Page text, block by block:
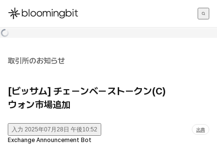
한국어
取引所のお知らせ
[ビッサム] チェーンベーストークン(C)
ウォン市場追加
入力 2025年07月28日 午後10:52 出典
Exchange Announcement Bot